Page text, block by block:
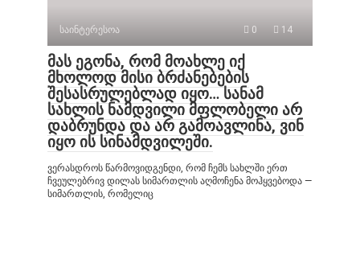
საინტერესოა 0 14
მას ეგონა, რომ მოახლე იქ
მხოლოდ მისი ბრძანებების
შესასრულებლად იყო… სანამ
სახლის ნამდვილი მფლობელი არ
დაბრუნდა და არ გამოავლინა, ვინ
იყო ის სინამდვილეში.
ვერასდროს წარმოვიდგენდი, რომ ჩემს სახლში ერთ
ჩვეულებრივ დილას სიმართლის აღმოჩენა მოჰყვებოდა —
სიმართლის, რომელიც